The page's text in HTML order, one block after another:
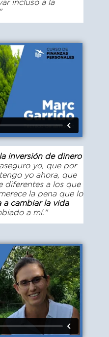
incluso a la
la inversión de dinero
yo, que por
yo ahora, que
diferentes a los que
la pena que lo
a cambiar la vida
a mí."